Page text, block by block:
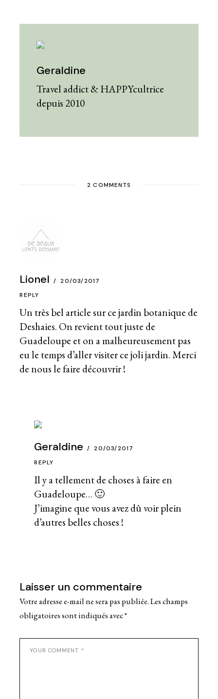
Geraldine
Travel addict & HAPPYcultrice
depuis 2010
2 COMMENTS
Lionel 20/03/2017
Un très bel article sur ce jardin botanique de
Deshaies. On revient tout juste de
Guadeloupe et on a malheureusement pas
eu le temps d’aller visiter ce joli jardin. Merci
de nous le faire découvrir !
REPLY
Geraldine 20/03/2017
Il y a tellement de choses à faire en
Guadeloupe… 🙂
J’imagine que vous avez dû voir plein
d’autres belles choses !
REPLY
Laisser un commentaire
Votre adresse e-mail ne sera pas publiée.Les champs
obligatoires sont indiqués avec*